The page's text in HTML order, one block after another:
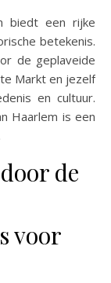
biedt een rijke
betekenis.
de geplaveide
Markt en jezelf
en cultuur.
Haarlem is een
de
voor